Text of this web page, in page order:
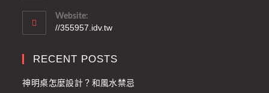
Website:
//355957.idv.tw
RECENT POSTS
神明桌怎麼設計？和風水禁忌